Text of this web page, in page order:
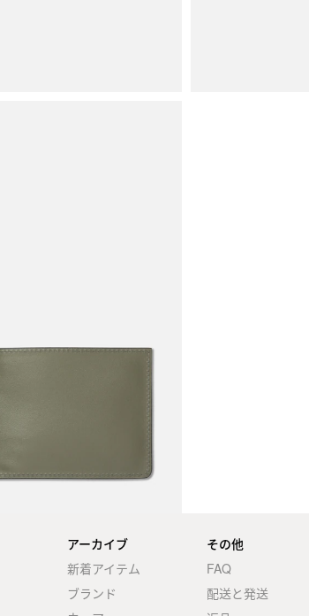
アーカイブ
新着アイテム
ブランド
その他
FAQ
配送と発送